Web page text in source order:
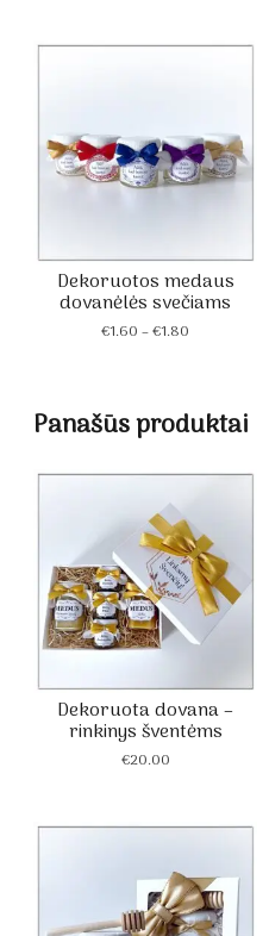
Dekoruotos medaus
dovanėlės svečiams
€1.60 –€1.80
€1.80
Panašūs produktai
Dekoruota dovana –
rinkinys šventėms
€20.00